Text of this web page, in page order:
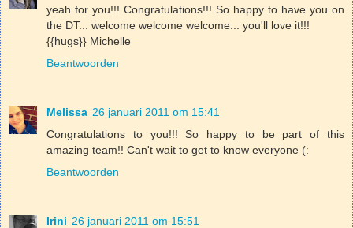
yeah for you!!! Congratulations!!! So happy to have you on
the DT... welcome welcome welcome... you'll love it!!!
{{hugs}} Michelle
Beantwoorden
Melissa 26 januari 2011 om 15:41
Congratulations to you!!! So happy to be part of this
amazing team!! Can't wait to get to know everyone (:
Beantwoorden
Irini 26 januari 2011 om 15:51